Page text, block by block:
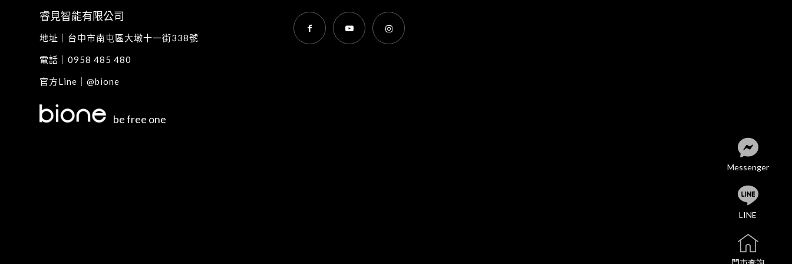
睿見智能有限公司
地址｜ 台中市南屯區大墩十一街338號
電話｜ 0958 485 480
官方Line｜ @bione
be free one
Messenger
LINE